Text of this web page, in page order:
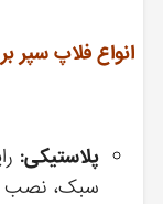
انواع فلاپ
پلاستیکی:
سبک، نصب